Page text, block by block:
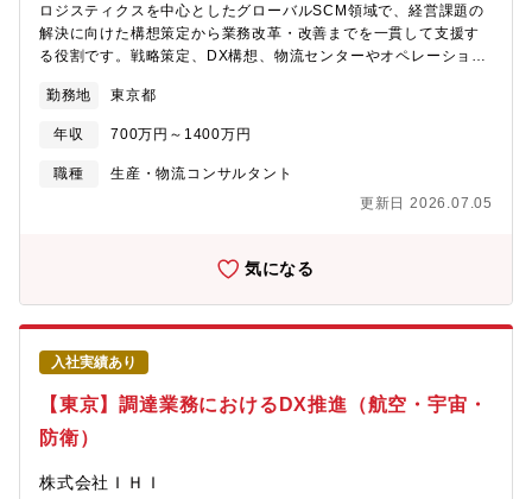
品がミクロン単位の精度で組み付けられており、巨大サイズであ
りながらもロケットや航空機レベルの精密さを求められる。完成
品メーカーとして、製品の開発～納入後のメンテナンス対応、周
スの開発など印刷技術に関わるトータルソリューションを提供■創
50%、海外シェア約15%、取引国数は90ヶ国とグローバルに展開
しており、印刷機械のトップクラスシェアメーカーとして業界を
際税務部門内、関税・間接税を含むサプライチェーンに関するア
ドバイザリーサービスグループ＊部門全体は120名超、このグルー
プは現在8名【KPMGについて】KPMGは、世界145ヵ国に約26万
名の職員を擁するグローバルメンバーファームです。 KPMG
のプロフェッショナルファームによって構成されています。
国内拠点とする国内最大級の税理士法人です。KPMGのグローバ
ルネットワークを駆使した、高品質な税務関連のアドバイスを、
ロジスティクスを中心としたグローバルSCM領域で、経営課題の
解決に向けた構想策定から業務改革・改善までを一貫して支援す
る役割です。戦略策定、DX構想、物流センターやオペレーション
顧客は大手製造・卸・小売、3PL企業が中心で、1～12ヶ月規模の
プロジェクトを担当。物流コンサル経験や3PL・製造業での改革
推進経験を活かし、即戦力として活躍いただけます。【具体的に
は】■ロジスティクス領域コンサルティング（80%）・顧客ヒアリ
ーション導出、方針定義・ソリューション導出後の実行支援、業
ト成果物資料作成※業務ウェイトは状況に応じて変化します。■プ
ロジェクトマネジメント（20%）・コンサルティング案件 及びソ
リューション導入案件における ・立上げ→計画→実行→管理→
クロージングに関わる一連の対応・スコープマネジメント(要求事
項管理)・リソースマネジメント(ヒト、モノ、カネ、時間、情
報)・品質マネジメント/リスクマネジメント・進捗マネジメント・
各種レポーティング（報告資料/議事録等）・顧客とのリレーショ
ン構築/コンフリクト解消【プロジェクトについて】・顧客はグロ
ーバル企業を中心とした大手の製造・卸・小売業および3PL・倉
の期間は1ヶ月～1年程度・部門で10件程度を担当。基本的にプロ
勤務地 東京都
年収 700万円～1400万円
職種
生産・物流コンサルタント
更新日 2026.07.05
気になる
入社実績あり
【東京】調達業務におけるDX推進（航空・宇宙・
防衛）
株式会社ＩＨＩ